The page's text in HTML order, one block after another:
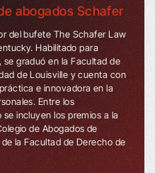
abogados Schafer
del bufete The Schafer Law
Habilitado para
graduó en la Facultad de
de Louisville y cuenta con
e innovadora en la
Entre los
incluyen los premios a la
de Abogados de
la Facultad de Derecho de